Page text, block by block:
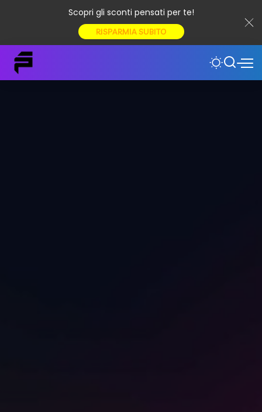
Scopri gli sconti pensati per te!
RISPARMIA SUBITO